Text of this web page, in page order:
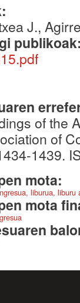
J.,
of the
of
1439.
mota:
liburua,
mota